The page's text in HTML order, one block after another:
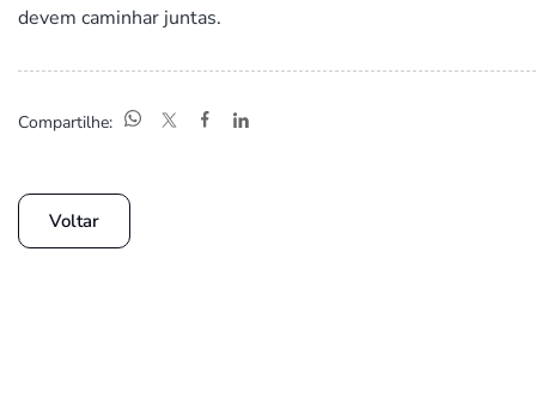
devem caminhar juntas.
Compartilhe:
Voltar